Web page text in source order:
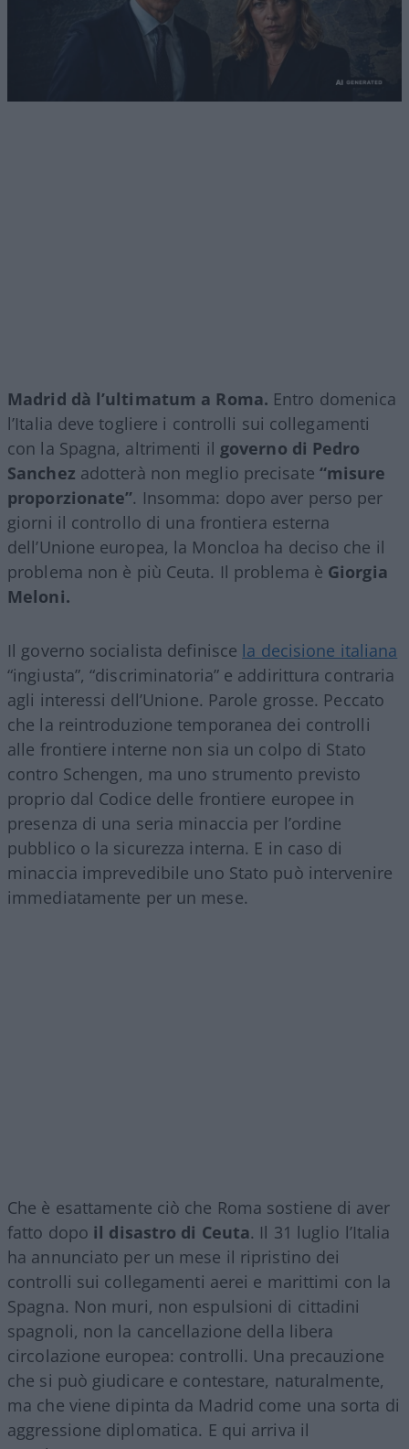
Madrid dà l’ultimatum a Roma. Entro domenica
l’Italia deve togliere i controlli sui collegamenti
con la Spagna, altrimenti il governo di Pedro
Sanchez adotterà non meglio precisate “misure
proporzionate”. Insomma: dopo aver perso per
giorni il controllo di una frontiera esterna
dell’Unione europea, la Moncloa ha deciso che il
problema non è più Ceuta. Il problema è Giorgia
Meloni.
Il governo socialista definisce la decisione italiana
“ingiusta”, “discriminatoria” e addirittura contraria
agli interessi dell’Unione. Parole grosse. Peccato
che la reintroduzione temporanea dei controlli
alle frontiere interne non sia un colpo di Stato
contro Schengen, ma uno strumento previsto
proprio dal Codice delle frontiere europee in
presenza di una seria minaccia per l’ordine
pubblico o la sicurezza interna. E in caso di
minaccia imprevedibile uno Stato può intervenire
immediatamente per un mese.
Che è esattamente ciò che Roma sostiene di aver
fatto dopo il disastro di Ceuta. Il 31 luglio l’Italia
ha annunciato per un mese il ripristino dei
controlli sui collegamenti aerei e marittimi con la
Spagna. Non muri, non espulsioni di cittadini
spagnoli, non la cancellazione della libera
circolazione europea: controlli. Una precauzione
che si può giudicare e contestare, naturalmente,
ma che viene dipinta da Madrid come una sorta di
aggressione diplomatica. E qui arriva il